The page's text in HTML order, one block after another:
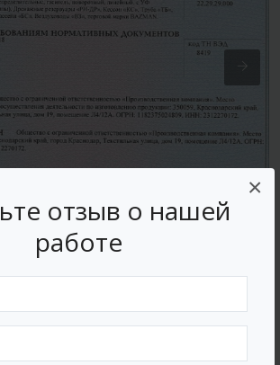
отзыв о нашей
работе
×